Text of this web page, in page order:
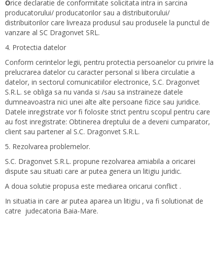
Orice declaratie de conformitate solicitata intra in sarcina
producatorului/ producatorilor sau a distribuitorului/
distribuitorilor care livreaza produsul sau produsele la punctul de
vanzare al SC Dragonvet SRL.
4. Protectia datelor
Conform cerintelor legii, pentru protectia persoanelor cu privire la
prelucrarea datelor cu caracter personal si libera circulatie a
datelor, in sectorul comunicatiilor electronice, S.C. Dragonvet
S.R.L. se obliga sa nu vanda si /sau sa instraineze datele
dumneavoastra nici unei alte alte persoane fizice sau juridice.
Datele inregistrate vor fi folosite strict pentru scopul pentru care
au fost inregistrate: Obtinerea dreptului de a deveni cumparator,
client sau partener al S.C. Dragonvet S.R.L.
5. Rezolvarea problemelor.
S.C. Dragonvet S.R.L. propune rezolvarea amiabila a oricarei
dispute sau situati care ar putea genera un litigiu juridic.
A doua solutie propusa este mediarea oricarui conflict .
In situatia in care ar putea aparea un litigiu , va fi solutionat de
catre judecatoria Baia-Mare.